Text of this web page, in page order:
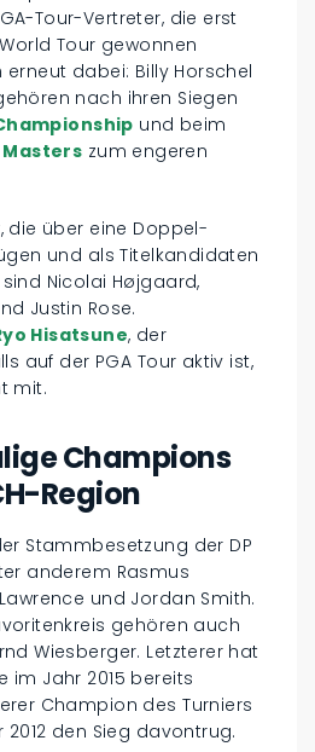
Tour-Vertreter, die erst
Tour gewonnen
dabei: Billy Horschel
nach ihren Siegen
und beim
Masters zum engeren
die über eine Doppel-
und als Titelkandidaten
Nicolai Højgaard,
Justin Rose.
Hisatsune, der
auf der PGA Tour aktiv ist,
mit.
Champions
Region
Stammbesetzung der DP
anderem Rasmus
und Jordan Smith.
gehören auch
Wiesberger. Letzterer hat
im Jahr 2015 bereits
Champion des Turniers
2012 den Sieg davontrug.